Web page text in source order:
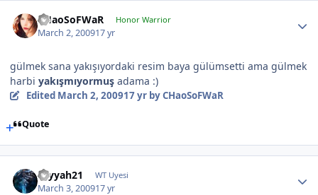
CHaoSoFWaR Honor Warrior
March 2, 200917 yr
gülmek sana yakışıyordaki resim baya gülümsetti ama gülmek
harbi yakışmıyormuş adama :)
Edited March 2, 200917 yrby CHaoSoFWaR
Quote
seyyah21 WT Uyesi
March 3, 200917 yr